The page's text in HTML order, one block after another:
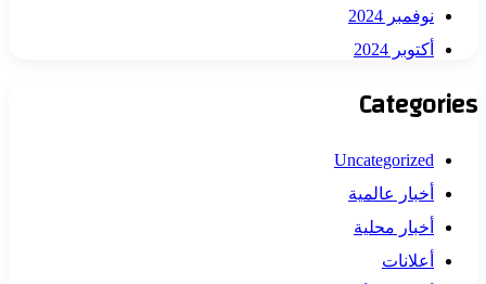
نوفمبر 2024
أكتوبر 2024
Categories
Uncategorized
أخبار عالمية
أخبار محلية
أعلانات